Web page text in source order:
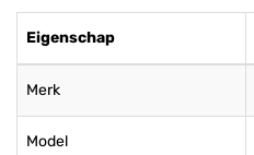
Eigenschap
Merk
Model